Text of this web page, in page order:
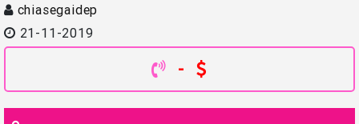
chiasegaidep
21-11-2019
-